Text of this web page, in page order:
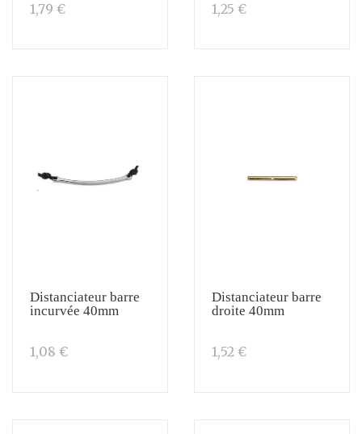
1,79 € 1,25 €
Distanciateur barre
incurvée 40mm
1,08 €
Distanciateur barre
droite 40mm
1,52 €